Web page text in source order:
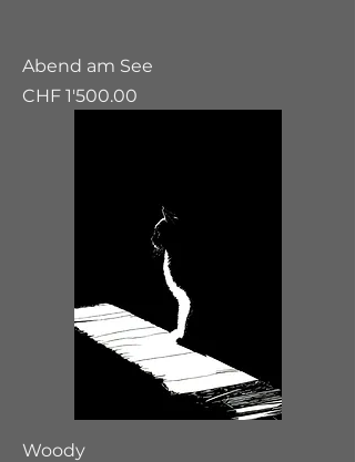
Abend am See
Preis
CHF 1'500.00
Woody